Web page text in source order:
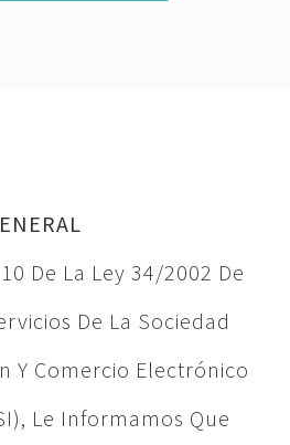
De La Ley 34/2002 De
De La Sociedad
Y Comercio Electrónico
Le Informamos Que